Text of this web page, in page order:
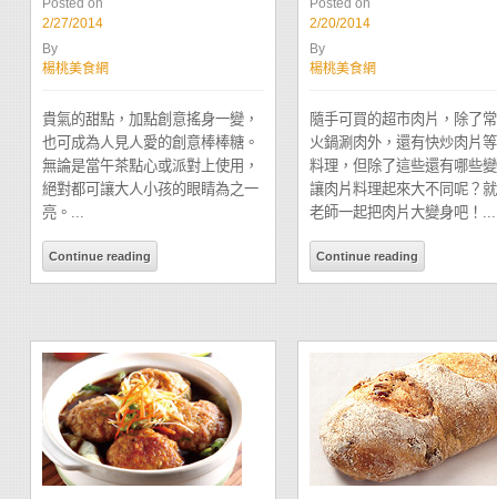
2/27/2014
By
楊桃美食網
貴氣的甜點，加點創意搖身一變，
也可成為人見人愛的創意棒棒糖。
無論是當午茶點心或派對上使用，
絕對都可讓大人小孩的眼睛為之一
亮。...
Continue reading
2/20/2014
By
楊桃美食網
隨手可買的超市肉片，除了
火鍋涮肉外，還有快炒肉片
料理，但除了這些還有哪些
讓肉片料理起來大不同呢？
老師一起把肉片大變身吧！...
Continue reading